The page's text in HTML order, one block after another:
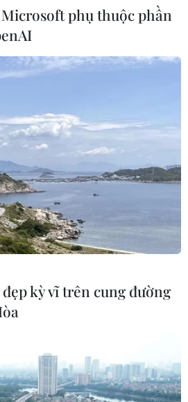
tạo hệ sinh
đẩy tự chủ
doanh nghiệp
vốn nhà nước
trường trọng
phụ thuộc phần
kỳ vĩ trên cung đường